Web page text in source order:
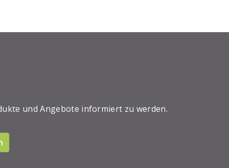
und Angebote informiert zu werden.